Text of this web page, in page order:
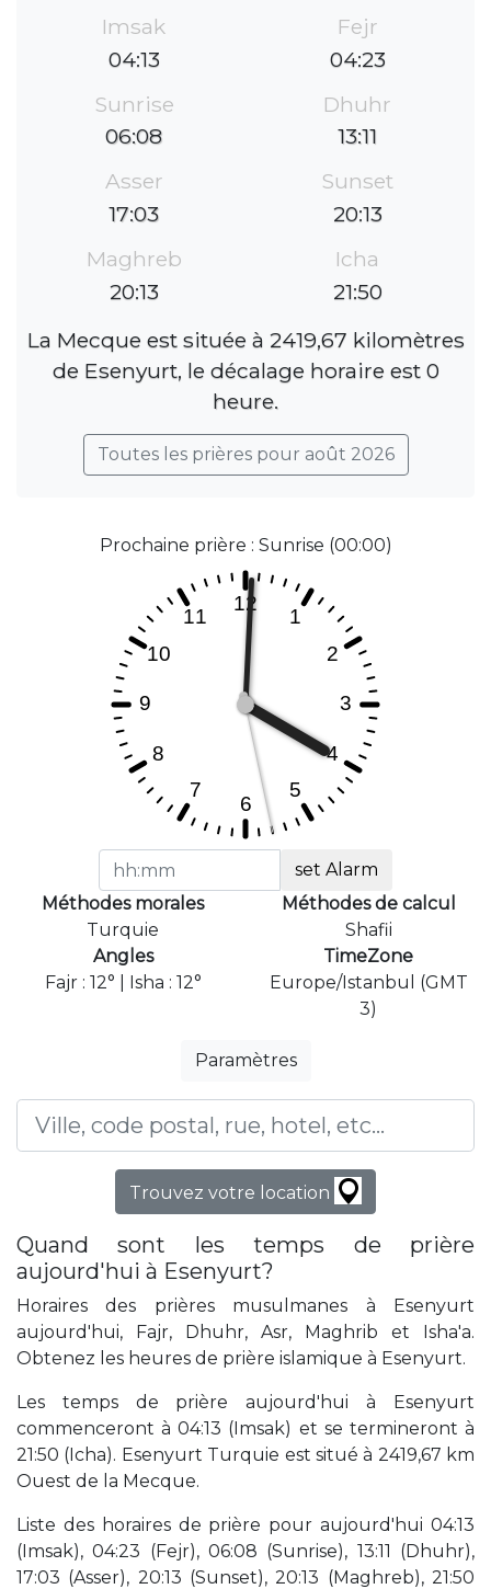
Imsak
04:13
Fejr
04:23
Sunrise
06:08
Dhuhr
13:11
Asser
17:03
Sunset
20:13
Maghreb
20:13
Icha
21:50
La Mecque est située à 2419,67 kilomètres
de Esenyurt, le décalage horaire est 0
heure.
Toutes les prières pour août 2026
Prochaine prière : Sunrise (00:00)
set Alarm
Méthodes morales
Turquie
Méthodes de calcul
Shafii
Angles
Fajr : 12° | Isha : 12°
TimeZone
Europe/Istanbul (GMT
3)
Paramètres
Trouvez votre location
Quand sont les temps de prière
aujourd'hui à Esenyurt?
Horaires des prières musulmanes à Esenyurt
aujourd'hui, Fajr, Dhuhr, Asr, Maghrib et Isha'a.
Obtenez les heures de prière islamique à Esenyurt.
Les temps de prière aujourd'hui à Esenyurt
commenceront à 04:13 (Imsak) et se termineront à
21:50 (Icha). Esenyurt Turquie est situé à 2419,67 km
Ouest de la Mecque.
Liste des horaires de prière pour aujourd'hui 04:13
(Imsak), 04:23 (Fejr), 06:08 (Sunrise), 13:11 (Dhuhr),
17:03 (Asser), 20:13 (Sunset), 20:13 (Maghreb), 21:50